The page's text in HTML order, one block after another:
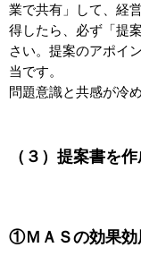
業で共有」して、経
得したら、必ず「提
さい。提案のアポイ
当です。
問題意識と共感が冷
（３）提案書を
①ＭＡＳの効果効